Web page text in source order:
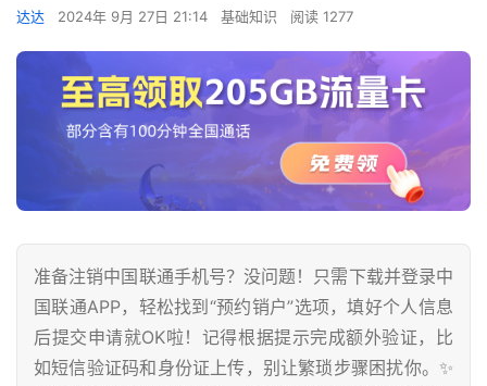
达达 2024年 9月 27日 21:14 基础知识 阅读 1277
准备注销中国联通手机号？没问题！只需下载并登录中
国联通APP，轻松找到“预约销户”选项，填好个人信息
后提交申请就OK啦！记得根据提示完成额外验证，比
如短信验证码和身份证上传，别让繁琐步骤困扰你。✨